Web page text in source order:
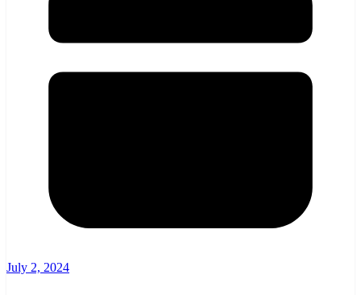
July 2, 2024